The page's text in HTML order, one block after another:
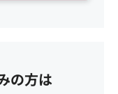
の方は